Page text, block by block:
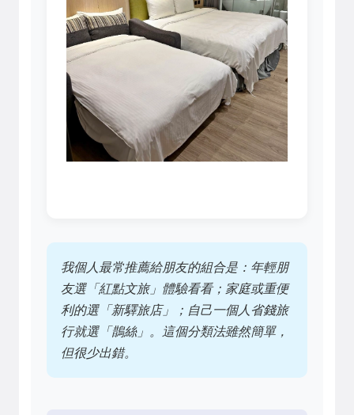
我個人最常推薦給朋友的組合是：年輕朋
友選「紅點文旅」體驗看看；家庭或重便
利的選「新驛旅店」；自己一個人省錢旅
行就選「鵲絲」。這個分類法雖然簡單，
但很少出錯。